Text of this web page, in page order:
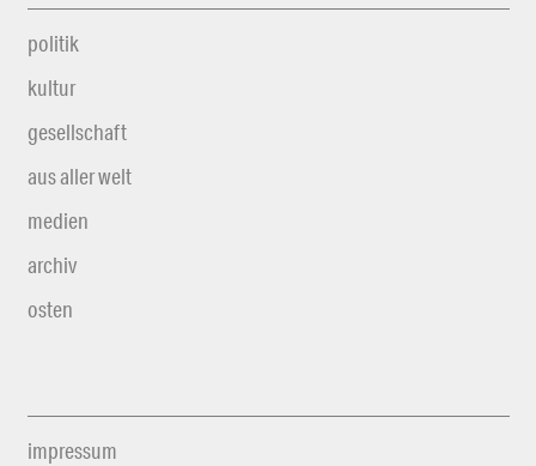
politik
kultur
gesellschaft
aus aller welt
medien
archiv
osten
impressum